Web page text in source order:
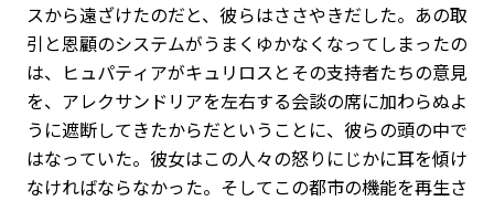
スから遠ざけたのだと、彼らはささやきだした。あの取
引と恩顧のシステムがうまくゆかなくなってしまったの
は、ヒュパティアがキュリロスとその支持者たちの意見
を、アレクサンドリアを左右する会談の席に加わらぬよ
うに遮断してきたからだということに、彼らの頭の中で
はなっていた。彼女はこの人々の怒りにじかに耳を傾け
なければならなかった。そしてこの都市の機能を再生さ